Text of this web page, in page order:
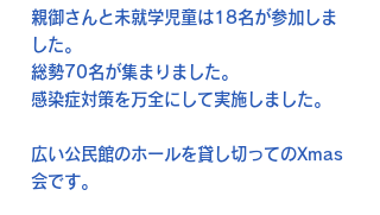
親御さんと未就学児童は18名が参加しま
した。
総勢70名が集まりました。
感染症対策を万全にして実施しました。
広い公民館のホールを貸し切ってのXmas
会です。